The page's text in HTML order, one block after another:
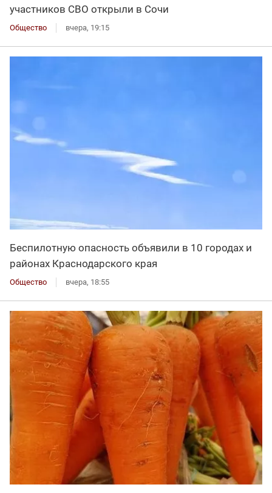
участников СВО открыли в Сочи
Общество вчера, 19:15
Беспилотную опасность объявили в 10 городах и
районах Краснодарского края
Общество вчера, 18:55